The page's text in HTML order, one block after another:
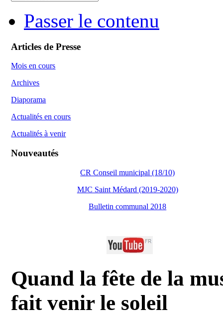
Passer le contenu
Articles de Presse
Mois en cours
Archives
Diaporama
Actualités en cours
Actualités à venir
Nouveautés
CR Conseil municipal (18/10)
MJC Saint Médard (2019-2020)
Bulletin communal 2018
Quand la fête de la
fait venir le soleil